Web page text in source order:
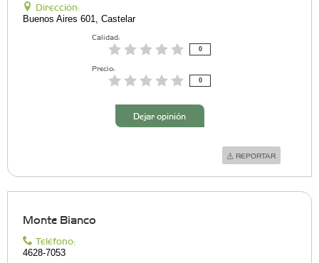
Dirección:
Buenos Aires 601, Castelar
Calidad:
0
Precio:
0
Dejar opinión
REPORTAR
Monte Bianco
Teléfono:
4628-7053